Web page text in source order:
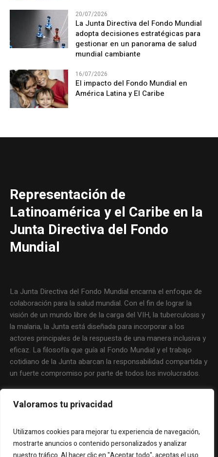
Valoramos tu privacidad
Utilizamos cookies para mejorar tu experiencia de navegación,
mostrarte anuncios o contenido personalizados y analizar
20/07/2026
La Junta Directiva del Fondo Mundial
adopta decisiones estratégicas para
gestionar en un panorama de salud
mundial cambiante
16/07/2026
El impacto del Fondo Mundial en
América Latina y El Caribe
Representación de
Latinoamérica y el Caribe en la
Junta Directiva del Fondo
Mundial
La Junta Directiva del Fondo Mundial encarna el enfoque de
colaboración para la salud mundial. Con el fin de lograr la
visión de un mundo libre de la carga del VIH, la tuberculosis y
la malaria, la Junta está diseñada para incorporar a los
actores principales de la respuesta de una manera inclusiva y
eficaz. La filosofía que guía al Fondo Mundial y el trabajo
cotidiano de la Junta abarcan la responsabilidad compartida y
un fuerte compromiso por parte de todos los involucrados.